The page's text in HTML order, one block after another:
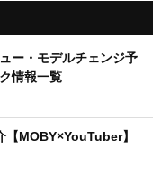
ー・モデルチェンジ予
情報一覧
MOBY×YouTuber】